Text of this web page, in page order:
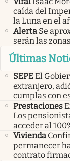
caída del
la Luna en el
Alerta Se
serán las
Últimas
SEPEEl
extranjero,
cumplas con
Prestaciones
Los
acceder al
Vivienda
permanecer
contrato